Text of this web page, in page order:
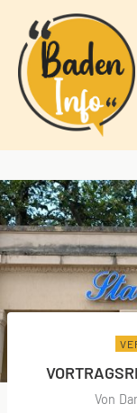
Inhalt
springen
Von